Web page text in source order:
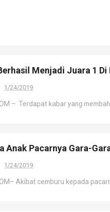
Menjadi Juara 1
1/24/2019
– Terdapat kabar yang
Anak Pacarnya Gara-
1/24/2019
Akibat cemburu kepada